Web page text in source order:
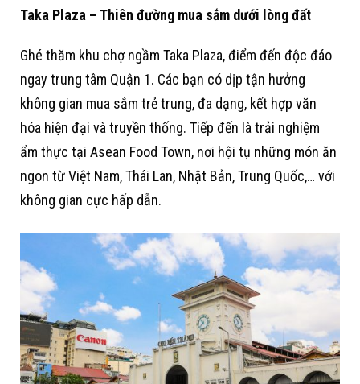
Taka Plaza – Thiên đường mua sắm dưới lòng đất
Ghé thăm khu chợ ngầm Taka Plaza, điểm đến độc đáo
ngay trung tâm Quận 1. Các bạn có dịp tận hưởng
không gian mua sắm trẻ trung, đa dạng, kết hợp văn
hóa hiện đại và truyền thống. Tiếp đến là trải nghiệm
ẩm thực tại Asean Food Town, nơi hội tụ những món ăn
ngon từ Việt Nam, Thái Lan, Nhật Bản, Trung Quốc,… với
không gian cực hấp dẫn.